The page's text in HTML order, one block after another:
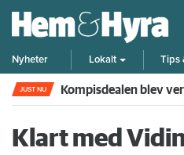
Nyheter Lokalt Tips
JUST NU Kompisdealen blev
Klart med